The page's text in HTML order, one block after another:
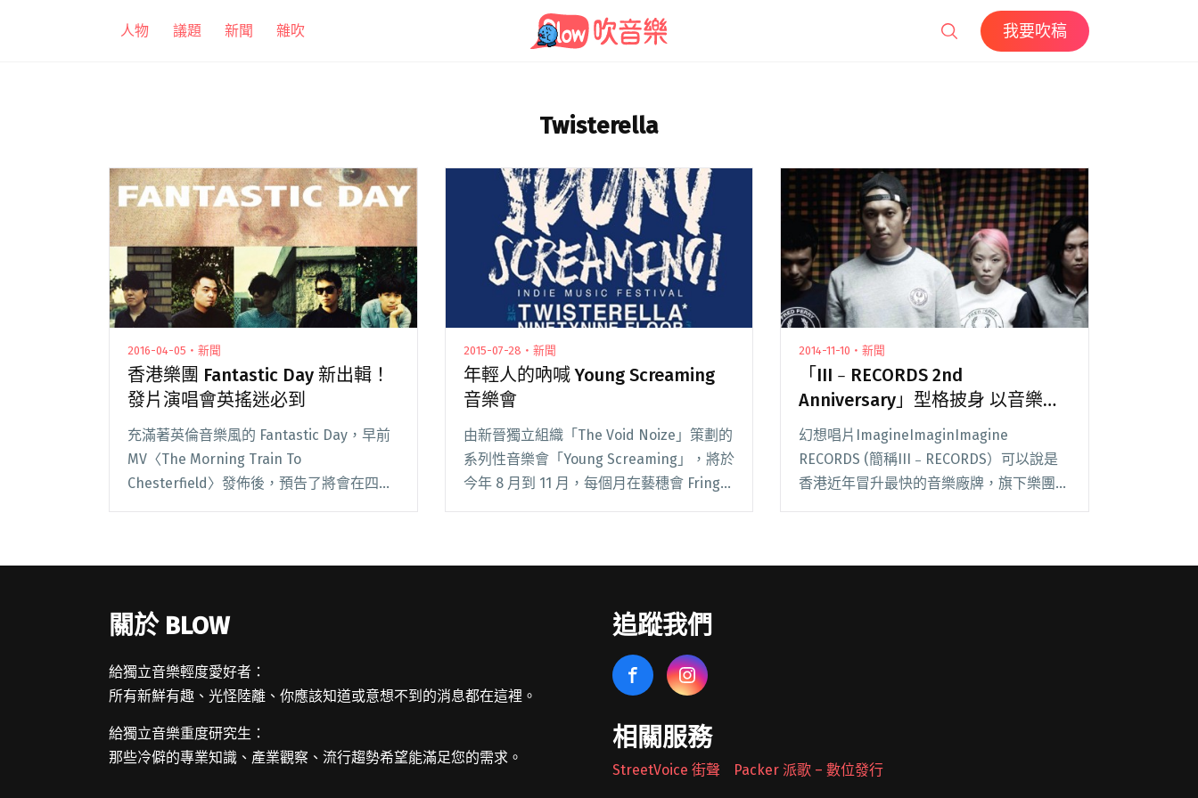
人物 議題 新聞 雜吹 我要吹稿
Twisterella
2016-04-05・新聞
香港樂團 Fantastic Day 新出輯！
發片演唱會英搖迷必到
充滿著英倫音樂風的 Fantastic Day，早前
MV〈The Morning Train To
Chesterfield〉發佈後，預告了將會在四月
推出第二張全新大碟《Kaleidoscope》，
2015-07-28・新聞
年輕人的吶喊 Young Screaming
音樂會
由新晉獨立組織「The Void Noize」策劃的
系列性音樂會「Young Screaming」，將於
今年 8 月到 11 月，每個月在藝穗會 Fringe
Club 舉辦一場獨立音樂會。音樂會叫作
2014-11-10・新聞
「III﹣RECORDS 2nd
Anniversary」型格披身 以音樂觸
動潮流份子
幻想唱片ImagineImaginImagine
RECORDS (簡稱III﹣RECORDS）可以說是
香港近年冒升最快的音樂廠牌，旗下樂團也
擁有陣陣低調色彩，可以說是集迷幻、噪
關於 BLOW
給獨立音樂輕度愛好者：
所有新鮮有趣、光怪陸離、你應該知道或意想不到的消息都在這裡。
給獨立音樂重度研究生：
那些冷僻的專業知識、產業觀察、流行趨勢希望能滿足您的需求。
追蹤我們
相關服務
StreetVoice 街聲 Packer 派歌 – 數位發行